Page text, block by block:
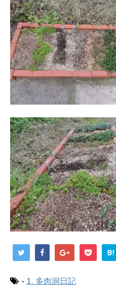
B!
- 1. 多肉洞日記